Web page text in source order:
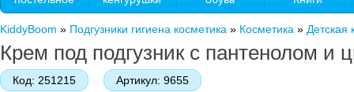
KiddyBoom » Подгузники гигиена косметика » Косметика » Детская
Крем под подгузник с пантенолом
Код: 251215 Артикул: 9655